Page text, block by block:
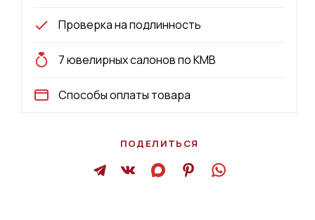
Проверка на подлинность
7 ювелирных салонов по КМВ
Способы оплаты товара
ПОДЕЛИТЬСЯ